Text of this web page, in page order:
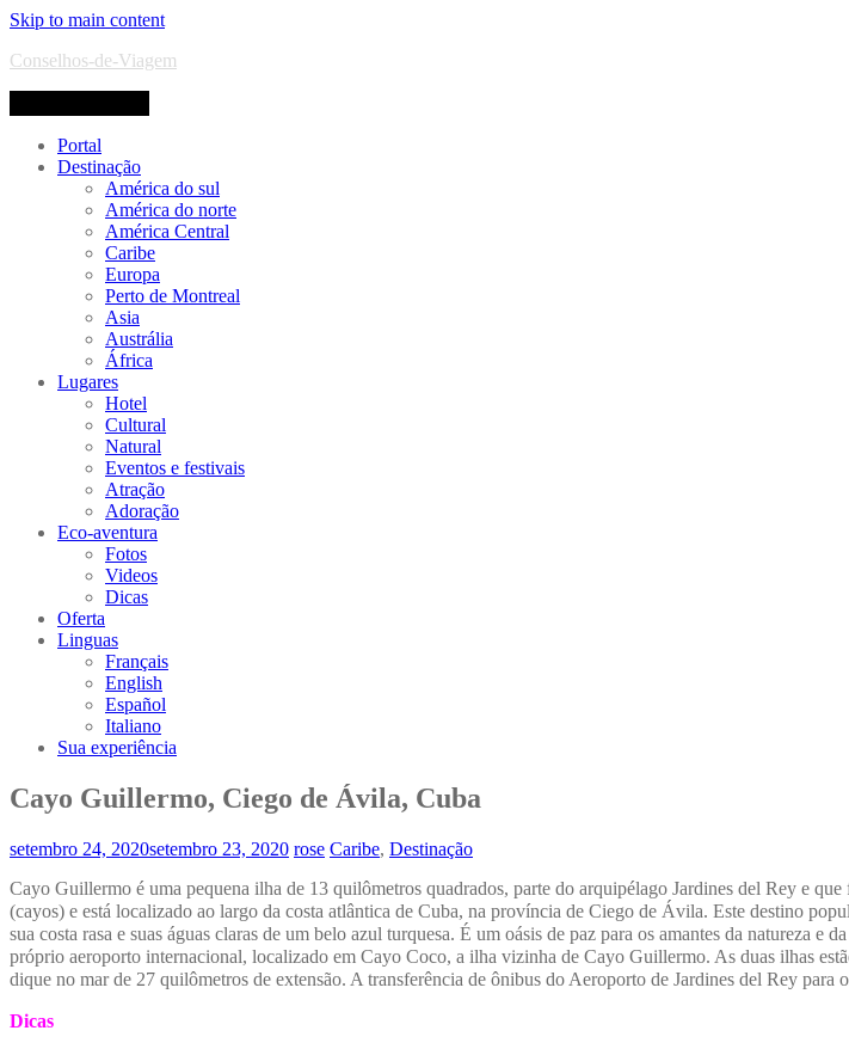
Skip to main content
Conselhos-de-Viagem
Portal
Destinação
América do sul
América do norte
América Central
Caribe
Europa
Perto de Montreal
Asia
Austrália
África
Lugares
Hotel
Cultural
Natural
Eventos e festivais
Atração
Adoração
Eco-aventura
Fotos
Videos
Dicas
Oferta
Linguas
Français
English
Español
Italiano
Sua experiência
Cayo Guillermo, Ciego de Ávila, Cuba
setembro 24, 2020setembro 23, 2020 rose Caribe, Destinação
Cayo Guillermo é uma pequena ilha de 13 quilômetros quadrados, parte do arquipélago Jardines del Rey e
(cayos) e está localizado ao largo da costa atlântica de Cuba, na província de Ciego de Ávila. Este destino
sua costa rasa e suas águas claras de um belo azul turquesa. É um oásis de paz para os amantes da natureza
próprio aeroporto internacional, localizado em Cayo Coco, a ilha vizinha de Cayo Guillermo. As duas ilhas
dique no mar de 27 quilômetros de extensão. A transferência de ônibus do Aeroporto de Jardines del Rey
Dicas